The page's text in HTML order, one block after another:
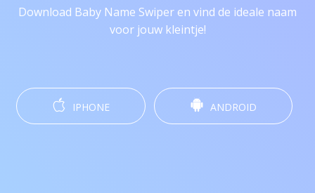
Download Baby Name Swiper en vind de ideale naam
voor jouw kleintje!
IPHONE ANDROID